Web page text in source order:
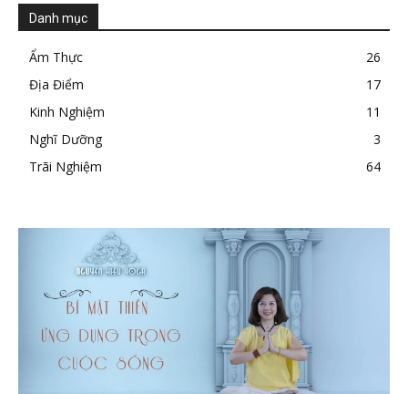
Danh mục
Ẩm Thực
26
Địa Điểm
17
Kinh Nghiệm
11
Nghĩ Dưỡng
3
Trãi Nghiệm
64